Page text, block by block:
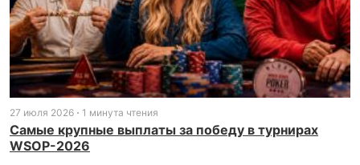
27 июля 2026 1 минута чтения
Самые крупные выплаты за победу в турнирах
WSOP-2026